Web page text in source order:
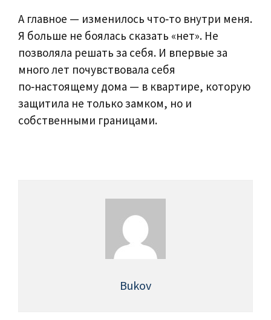
А главное — изменилось что‑то внутри меня.
Я больше не боялась сказать «нет». Не
позволяла решать за себя. И впервые за
много лет почувствовала себя
по‑настоящему дома — в квартире, которую
защитила не только замком, но и
собственными границами.
Bukov